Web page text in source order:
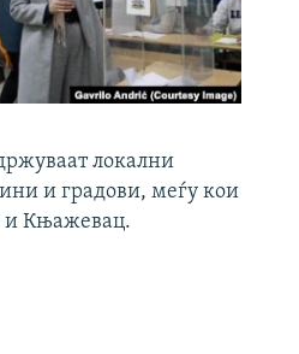
локални
и градови, меѓу кои
и Књажевац.